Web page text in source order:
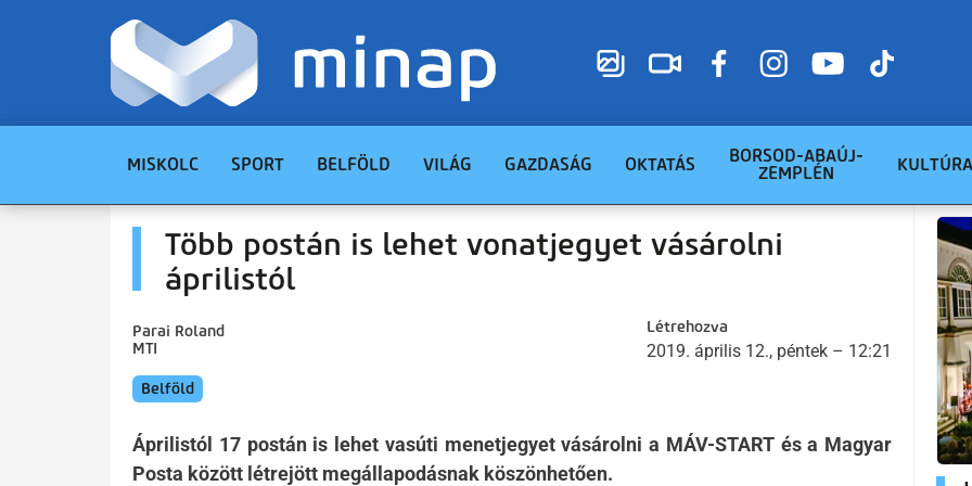
MISKOLC SPORT BELFÖLD VILÁG GAZDASÁG OKTATÁS
BORSOD-ABAÚJ-
ZEMPLÉN
KULTÚRA
Több postán is lehet vonatjegyet vásárolni
áprilistól
Parai Roland
MTI
Létrehozva
2019. április 12., péntek – 12:21
Belföld
Áprilistól 17 postán is lehet vasúti menetjegyet vásárolni a MÁV-START és a Magyar
Posta között létrejött megállapodásnak köszönhetően.